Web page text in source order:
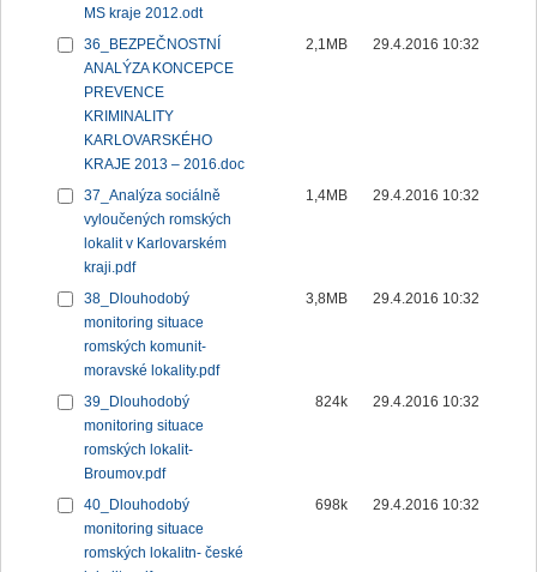
MS kraje 2012.odt
36_BEZPEČNOSTNÍ
ANALÝZA KONCEPCE
PREVENCE
KRIMINALITY
KARLOVARSKÉHO
KRAJE 2013 – 2016.doc
2,1MB 29.4.2016 10:32
37_Analýza sociálně
vyloučených romských
lokalit v Karlovarském
kraji.pdf
1,4MB 29.4.2016 10:32
38_Dlouhodobý
monitoring situace
romských komunit-
moravské lokality.pdf
3,8MB 29.4.2016 10:32
39_Dlouhodobý
monitoring situace
romských lokalit-
Broumov.pdf
824k 29.4.2016 10:32
40_Dlouhodobý
monitoring situace
romských lokalitn- české
698k 29.4.2016 10:32